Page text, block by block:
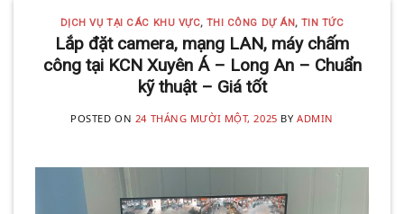
HUYỆN BÌNH CHÁNH
SIÊU AN NINH VÀ SIÊU
TIẾT KIỆM | CAMERA
MINH KHANG
Với hơn 5 năm kinh nghiệm, Camera
DỊCH VỤ TẠI CÁC KHU VỰC, THI CÔNG DỰ ÁN, TIN TỨC
Lắp đặt camera, mạng LAN, máy chấm
công tại KCN Xuyên Á – Long An – Chuẩn
kỹ thuật – Giá tốt
POSTED ON 24 THÁNG MƯỜI MỘT, 2025 BY ADMIN